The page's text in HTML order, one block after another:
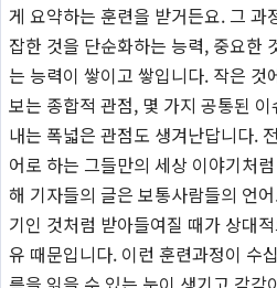
게 요약하는 훈련을 받거든요. 그 과
잡한 것을 단순화하는 능력, 중요한
는 능력이 쌓이고 쌓입니다. 작은 것
보는 종합적 관점, 몇 가지 공통된
내는 폭넓은 관점도 생겨난답니다.
어로 하는 그들만의 세상 이야기처
해 기자들의 글은 보통사람들의 언
기인 것처럼 받아들여질 때가 상대
유 때문입니다. 이런 훈련과정이 수